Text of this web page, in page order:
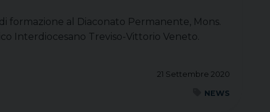
formazione al Diaconato Permanente, Mons.
Interdiocesano Treviso-Vittorio Veneto.
21 Settembre 2020
NEWS